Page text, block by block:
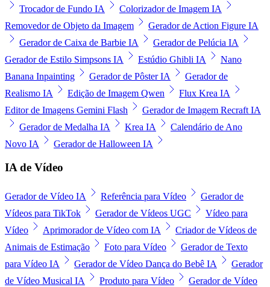
Trocador de Fundo IA
Colorizador de Imagem IA
Removedor de Objeto da Imagem
Gerador de Action Figure IA
Gerador de Caixa de Barbie IA
Gerador de Pelúcia IA
Gerador de Estilo Simpsons IA
Estúdio Ghibli IA
Nano
Banana Inpainting
Gerador de Pôster IA
Gerador de
Realismo IA
Edição de Imagem Qwen
Flux Krea IA
Editor de Imagens Gemini Flash
Gerador de Imagem Recraft IA
Gerador de Medalha IA
Krea IA
Calendário de Ano
Novo IA
Gerador de Halloween IA
IA de Vídeo
Gerador de Vídeo IA Referência para Vídeo
Gerador de
Vídeos para TikTok
Gerador de Vídeos UGC
Vídeo para
Vídeo
Aprimorador de Vídeo com IA
Criador de Vídeos de
Animais de Estimação
Foto para Vídeo
Gerador de Texto
para Vídeo IA
Gerador de Vídeo Dança do Bebê IA
Gerador
de Vídeo Musical IA
Produto para Vídeo
Gerador de Vídeo